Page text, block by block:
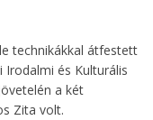
technikákkal átfestett
és Kulturális
a két
Zita volt.